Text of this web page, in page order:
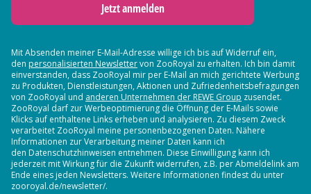
Jetzt anmelden
Mit Absenden meiner E-Mail-Adresse willige ich bis auf Widerruf ein,
den personalisierten Newslettervon ZooRoyal zu erhalten. Ich bin damit
einverstanden, dass ZooRoyal mir per E-Mail an mich gerichtete Werbung
zu Produkten, Dienstleistungen, Aktionen und Zufriedenheitsbefragungen
von ZooRoyal und anderen Unternehmen der REWE Group zusendet.
ZooRoyal darf zur Werbeoptimierung die Öffnung der E-Mails sowie
Klicks auf enthaltene Links erheben und analysieren. Zu diesem Zweck
verarbeitet ZooRoyal meine personenbezogenen Daten. Nähere
Informationen zur Verarbeitung meiner Daten kann ich
den Datenschutzhinweisen entnehmen. Diese Einwilligung kann ich
jederzeit mit Wirkung für die Zukunft widerrufen, z.B. per Abmeldelink am
Ende eines jeden Newsletters. Weitere Informationen findest du unter
zooroyal.de/newsletter/.